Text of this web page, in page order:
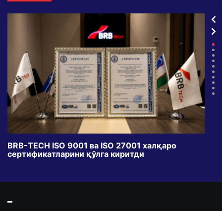
BRB-TECH ISO 9001 ва ISO 27001 халқаро
сертификатларини қўлга киритди